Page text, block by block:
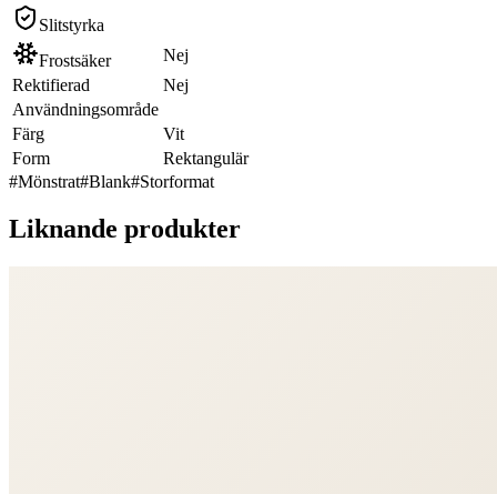
Slitstyrka
Frostsäker
Nej
Rektifierad
Nej
Användningsområde
Färg
Vit
Form
Rektangulär
#Mönstrat#Blank#Storformat
Liknande produkter